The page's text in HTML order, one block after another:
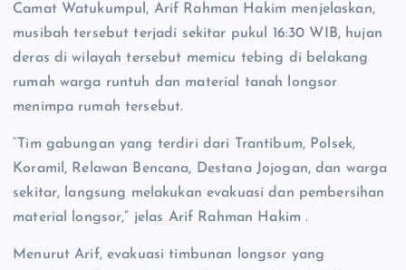
Camat Watukumpul, Arif Rahman Hakim menjelaskan,
musibah tersebut terjadi sekitar pukul 16:30 WIB, hujan
deras di wilayah tersebut memicu tebing di belakang
rumah warga runtuh dan material tanah longsor
menimpa rumah tersebut.
“Tim gabungan yang terdiri dari Trantibum, Polsek,
Koramil, Relawan Bencana, Destana Jojogan, dan warga
sekitar, langsung melakukan evakuasi dan pembersihan
material longsor,” jelas Arif Rahman Hakim .
Menurut Arif, evakuasi timbunan longsor yang